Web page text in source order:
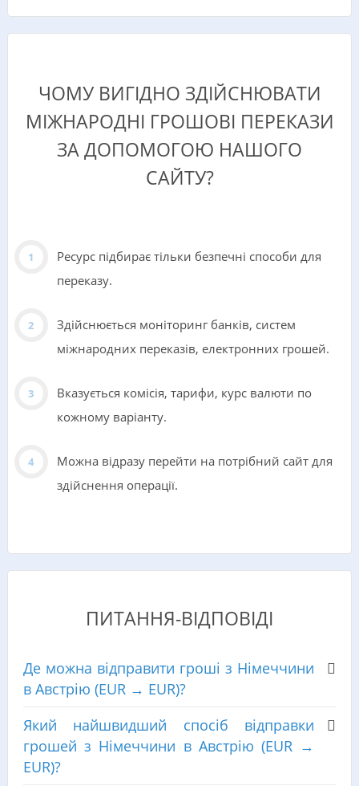
ЧОМУ ВИГІДНО ЗДІЙСНЮВАТИ
МІЖНАРОДНІ ГРОШОВІ ПЕРЕКАЗИ
ЗА ДОПОМОГОЮ НАШОГО
САЙТУ?
Ресурс підбирає тільки безпечні способи для
переказу.
Здійснюється моніторинг банків, систем
міжнародних переказів, електронних грошей.
Вказується комісія, тарифи, курс валюти по
кожному варіанту.
Можна відразу перейти на потрібний сайт для
здійснення операції.
ПИТАННЯ-ВІДПОВІДІ
Де можна відправити гроші з Німеччини
в Австрію (EUR → EUR)?
Який найшвидший спосіб відправки
грошей з Німеччини в Австрію (EUR →
EUR)?